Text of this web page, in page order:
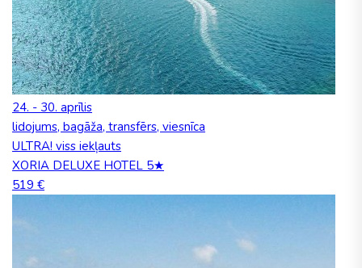
24. - 30. aprīlis
lidojums, bagāža, transfērs, viesnīca
ULTRA! viss iekļauts
XORIA DELUXE HOTEL 5★
519 €